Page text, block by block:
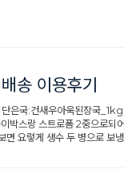
송 이용후기
은국:건새우아욱된장국
스랑 스트로폼 2중으로되
요렇게 생수 두 병으로 보